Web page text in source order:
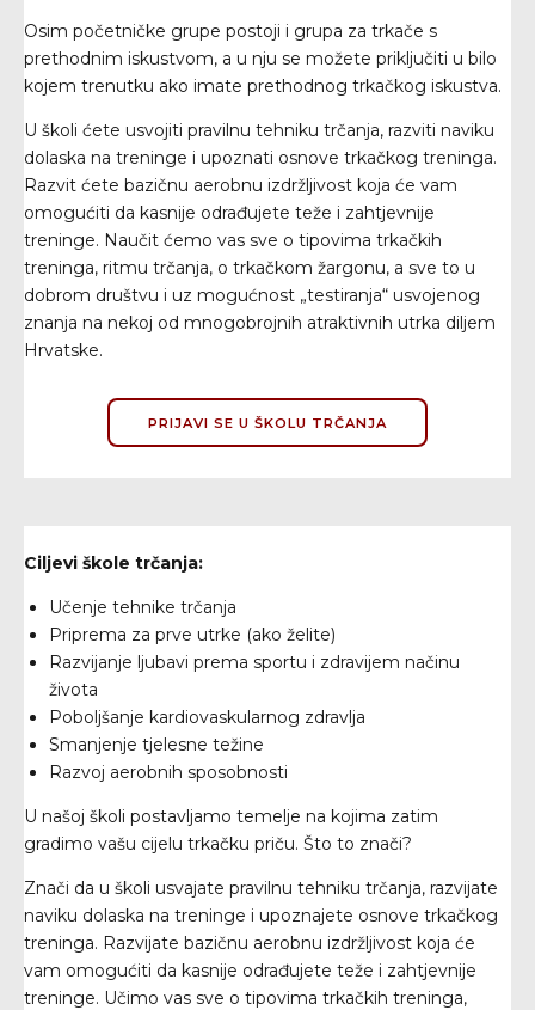
Osim početničke grupe postoji i grupa za trkače s
prethodnim iskustvom, a u nju se možete priključiti u bilo
kojem trenutku ako imate prethodnog trkačkog iskustva.
U školi ćete usvojiti pravilnu tehniku trčanja, razviti naviku
dolaska na treninge i upoznati osnove trkačkog treninga.
Razvit ćete bazičnu aerobnu izdržljivost koja će vam
omogućiti da kasnije odrađujete teže i zahtjevnije
treninge. Naučit ćemo vas sve o tipovima trkačkih
treninga, ritmu trčanja, o trkačkom žargonu, a sve to u
dobrom društvu i uz mogućnost „testiranja“ usvojenog
znanja na nekoj od mnogobrojnih atraktivnih utrka diljem
Hrvatske.
PRIJAVI SE U ŠKOLU TRČANJA
Ciljevi škole trčanja:
Učenje tehnike trčanja
Priprema za prve utrke (ako želite)
Razvijanje ljubavi prema sportu i zdravijem načinu
života
Poboljšanje kardiovaskularnog zdravlja
Smanjenje tjelesne težine
Razvoj aerobnih sposobnosti
U našoj školi postavljamo temelje na kojima zatim
gradimo vašu cijelu trkačku priču. Što to znači?
Znači da u školi usvajate pravilnu tehniku trčanja, razvijate
naviku dolaska na treninge i upoznajete osnove trkačkog
treninga. Razvijate bazičnu aerobnu izdržljivost koja će
vam omogućiti da kasnije odrađujete teže i zahtjevnije
treninge. Učimo vas sve o tipovima trkačkih treninga,